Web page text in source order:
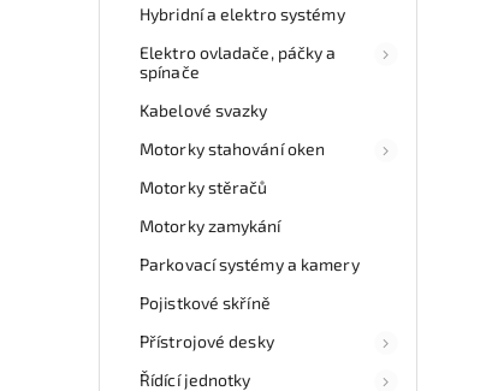
Hybridní a elektro systémy
Elektro ovladače, páčky a
spínače
Kabelové svazky
Motorky stahování oken
Motorky stěračů
Motorky zamykání
Parkovací systémy a kamery
Pojistkové skříně
Přístrojové desky
Řídící jednotky